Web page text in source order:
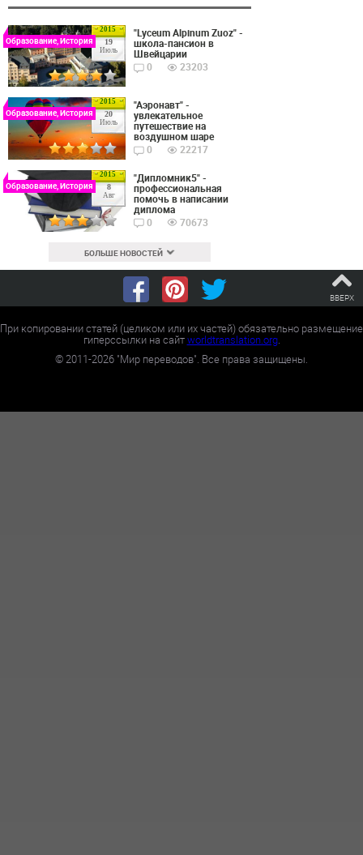
2015
19
Июль
Образование, История
"Lyceum Alpinum Zuoz" -
школа-пансион в
Швейцарии
0
23203
2015
20
Июль
Образование, История
"Аэронавт" -
увлекательное
путешествие на
воздушном шаре
0
22217
2015
8
Авг
Образование, История
"Дипломник5" -
профессиональная
помочь в написании
диплома
0
70673
БОЛЬШЕ НОВОСТЕЙ
ВВЕРХ
При копировании статей (целиком или их частей) обязательно размещение
гиперссылки на сайтworldtranslation.org.
©2011-2026 "Мир переводов". Все права защищены.